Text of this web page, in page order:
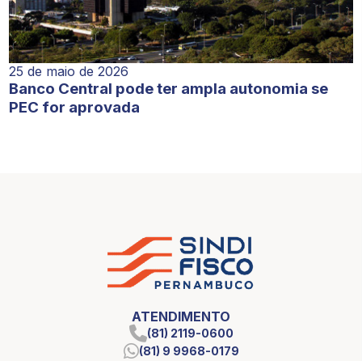
25 de maio de 2026
Banco Central pode ter ampla autonomia se
PEC for aprovada
ATENDIMENTO
(81) 2119-0600
(81) 9 9968-0179